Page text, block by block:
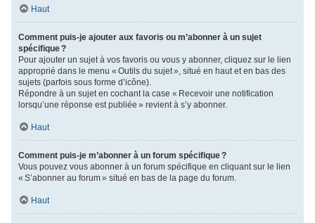
Haut
Comment puis-je ajouter aux favoris ou m’abonner à un sujet
spécifique ?
Pour ajouter un sujet à vos favoris ou vous y abonner, cliquez sur le lien
approprié dans le menu « Outils du sujet », situé en haut et en bas des
sujets (parfois sous forme d’icône).
Répondre à un sujet en cochant la case « Recevoir une notification
lorsqu’une réponse est publiée » revient à s’y abonner.
Haut
Comment puis-je m’abonner à un forum spécifique ?
Vous pouvez vous abonner à un forum spécifique en cliquant sur le lien
« S’abonner au forum » situé en bas de la page du forum.
Haut